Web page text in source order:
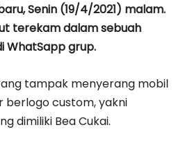
Senin (19/4/2021) malam.
terekam dalam sebuah
WhatSapp grup.
tampak menyerang mobil
berlogo custom, yakni
dimiliki Bea Cukai.